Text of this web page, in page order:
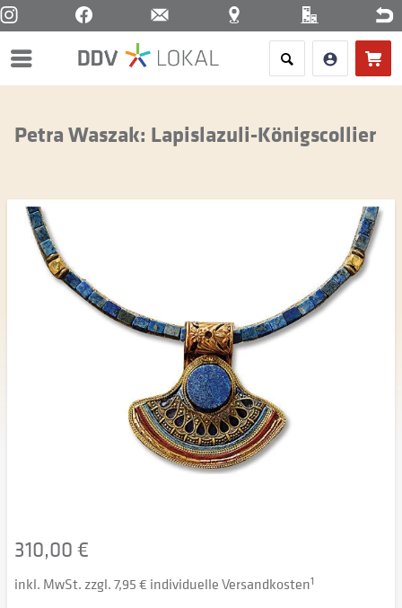
Menü
Petra Waszak: Lapislazuli-Königscollier
310,00 €
inkl. MwSt. zzgl. 7,95 € individuelle Versandkosten1